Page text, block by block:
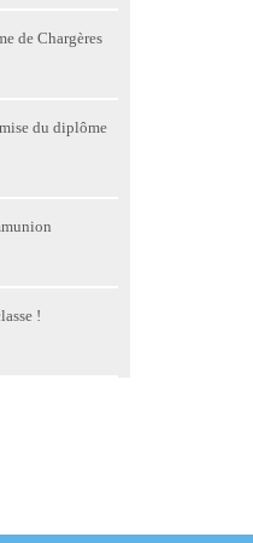
de Chargères
du diplôme
!